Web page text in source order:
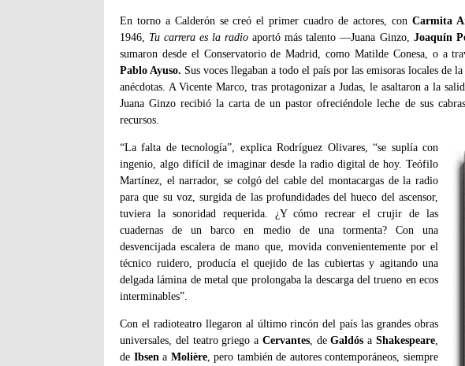
En torno a Calderón se creó el primer cuadro de actores, con Carmita
1946, Tu carrera es la radioaportó más talento —Juana Ginzo, Joaquín
sumaron desde el Conservatorio de Madrid, como Matilde Conesa, o a
Pablo Ayuso. Sus voces llegaban a todo el país por las emisoras locales de
anécdotas. A Vicente Marco, tras protagonizar a Judas, le asaltaron a la
Juana Ginzo recibió la carta de un pastor ofreciéndole leche de sus
recursos.
“La falta de tecnología”, explica Rodríguez Olivares, “se suplía con
ingenio, algo difícil de imaginar desde la radio digital de hoy. Teófilo
Martínez, el narrador, se colgó del cable del montacargas de la radio
para que su voz, surgida de las profundidades del hueco del ascensor,
tuviera la sonoridad requerida. ¿Y cómo recrear el crujir de las
cuadernas de un barco en medio de una tormenta? Con una
desvencijada escalera de mano que, movida convenientemente por el
técnico ruidero, producía el quejido de las cubiertas y agitando una
delgada lámina de metal que prolongaba la descarga del trueno en ecos
interminables”.
Con el radioteatro llegaron al último rincón del país las grandes obras
universales, del teatro griego a Cervantes, deGaldósaShakespeare
de Ibsena Molière, pero también de autores contemporáneos, siempre